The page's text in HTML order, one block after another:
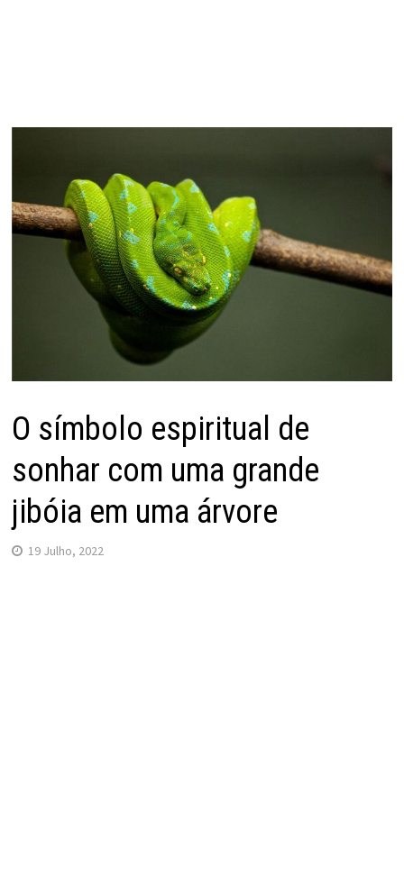
O símbolo espiritual de
sonhar com uma grande
jibóia em uma árvore
19 Julho, 2022